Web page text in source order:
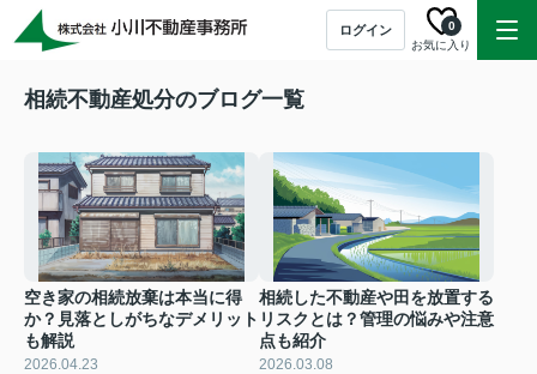
ログイン
お気に入り
0
相続不動産処分のブログ一覧
空き家の相続放棄は本当に得
か？見落としがちなデメリット
も解説
2026.04.23
相続した不動産や田を放置する
リスクとは？管理の悩みや注意
点も紹介
2026.03.08